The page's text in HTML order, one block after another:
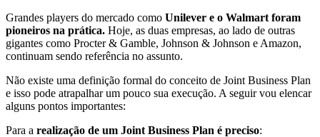
Grandes players do mercado como Unilever e o Walmart foram
pioneiros na prática. Hoje, as duas empresas, ao lado de outras
gigantes como Procter & Gamble, Johnson & Johnson e Amazon,
continuam sendo referência no assunto.
Não existe uma definição formal do conceito de Joint Business Plan
e isso pode atrapalhar um pouco sua execução. A seguir vou elencar
alguns pontos importantes:
Para a realização de um Joint Business Plan é preciso: